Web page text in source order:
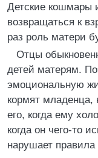
Детские кошмары
возвращаться к
раз роль матери
Отцы
детей матерям.
эмоциональную
кормят младенца,
его, когда ему
когда он чего-то
нарушает